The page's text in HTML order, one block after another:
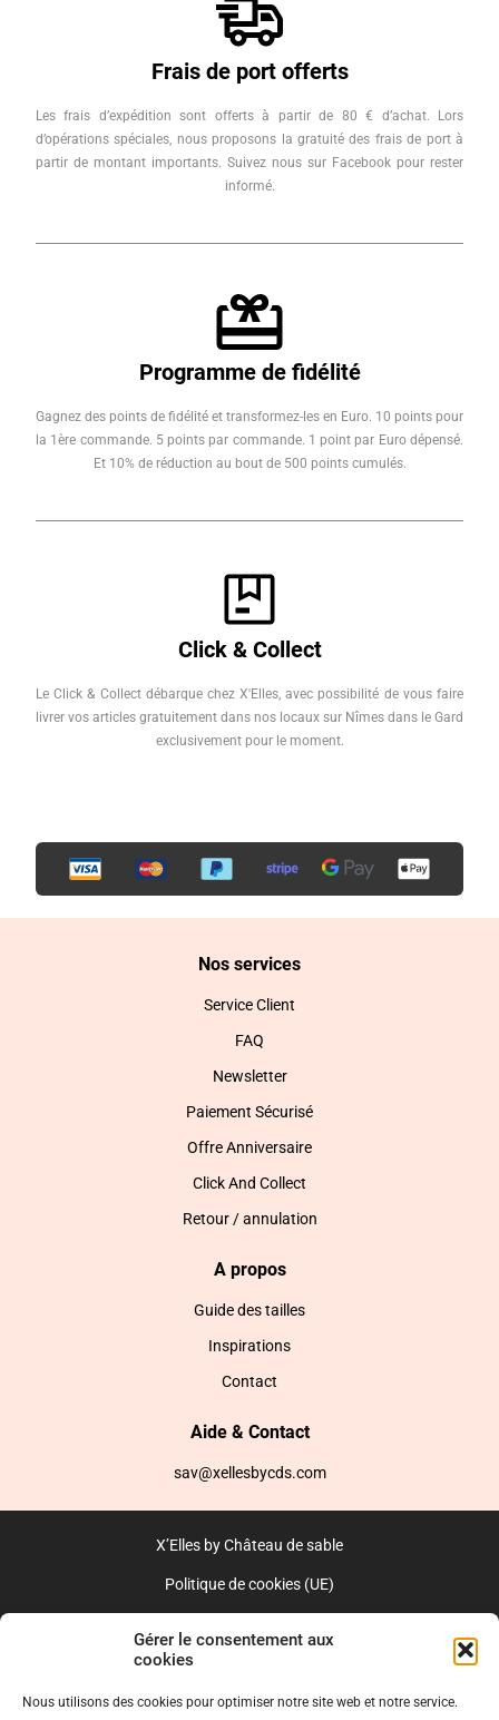
Gérer le consentement aux
cookies
Nous utilisons des cookies pour optimiser notre site web et notre service.
Frais de port offerts
Les frais d’expédition sont offerts à partir de 80 € d’achat. Lors
d’opérations spéciales, nous proposons la gratuité des frais de port à
partir de montant importants. Suivez nous sur Facebook pour rester
informé.
Programme de fidélité
Gagnez des points de fidélité et transformez-les en Euro. 10 points pour
la 1ère commande. 5 points par commande. 1 point par Euro dépensé.
Et 10% de réduction au bout de 500 points cumulés.
Click & Collect
Le Click & Collect débarque chez X'Elles, avec possibilité de vous faire
livrer vos articles gratuitement dans nos locaux sur Nîmes dans le Gard
exclusivement pour le moment.
Nos services
Service Client
FAQ
Newsletter
Paiement Sécurisé
Offre Anniversaire
Click And Collect
Retour / annulation
A propos
Guide des tailles
Inspirations
Contact
Aide & Contact
sav@xellesbycds.com
X’Elles by Château de sable
Politique de cookies (UE)
Réalisé par l’agence web :